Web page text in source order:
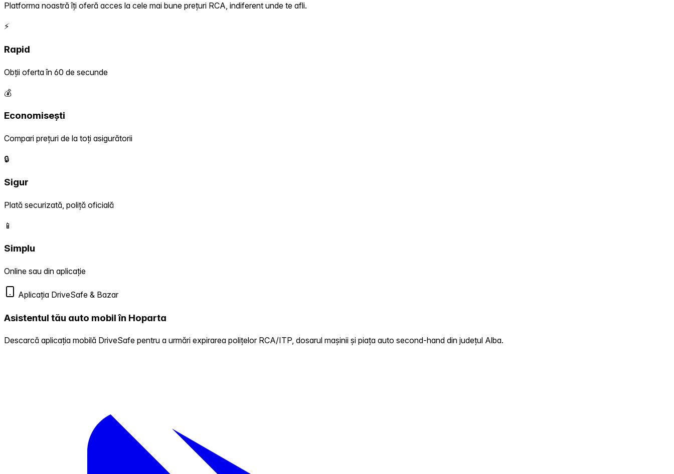
Platforma noastră îți oferă acces la cele mai bune prețuri RCA, indiferent unde te afli.
⚡
Rapid
Obții oferta în 60 de secunde
💰
Economisești
Compari prețuri de la toți asigurătorii
🔒
Sigur
Plată securizată, poliță oficială
📱
Simplu
Online sau din aplicație
Aplicația DriveSafe & Bazar
Asistentul tău auto mobil în Hoparta
Descarcă aplicația mobilă DriveSafe pentru a urmări expirarea polițelor RCA/ITP, dosarul mașinii și piața auto second-hand din județul Alba.